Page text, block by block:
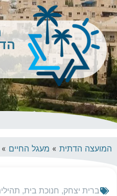
המועצה הדתית » מעגל החיים »
ברית יצחק, חנוכת בית,